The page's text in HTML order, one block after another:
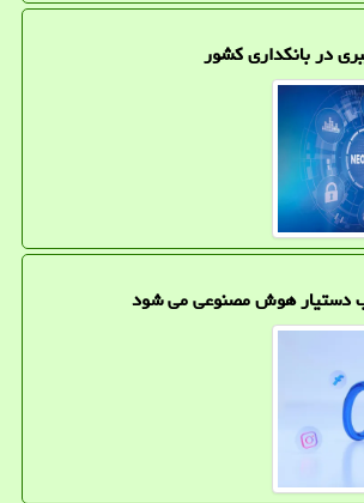
در بانکداری کشور
دستیار هوش مصنوعی می شود